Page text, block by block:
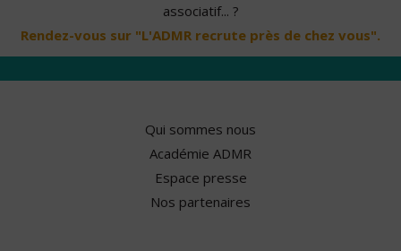
associatif... ?
Rendez-vous sur "L'ADMR recrute près de chez vous".
Qui sommes nous
Académie ADMR
Espace presse
Nos partenaires